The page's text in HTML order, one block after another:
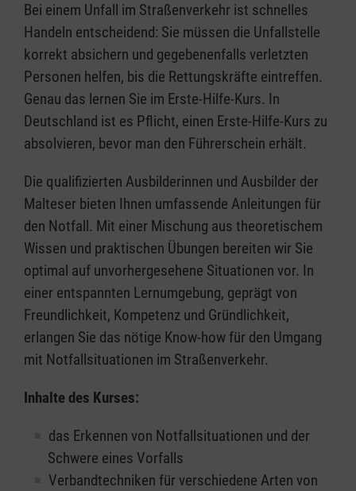
Bei einem Unfall im Straßenverkehr ist schnelles
Handeln entscheidend: Sie müssen die Unfallstelle
korrekt absichern und gegebenenfalls verletzten
Personen helfen, bis die Rettungskräfte eintreffen.
Genau das lernen Sie im Erste-Hilfe-Kurs. In
Deutschland ist es Pflicht, einen Erste-Hilfe-Kurs zu
absolvieren, bevor man den Führerschein erhält.
Die qualifizierten Ausbilderinnen und Ausbilder der
Malteser bieten Ihnen umfassende Anleitungen für
den Notfall. Mit einer Mischung aus theoretischem
Wissen und praktischen Übungen bereiten wir Sie
optimal auf unvorhergesehene Situationen vor. In
einer entspannten Lernumgebung, geprägt von
Freundlichkeit, Kompetenz und Gründlichkeit,
erlangen Sie das nötige Know-how für den Umgang
mit Notfallsituationen im Straßenverkehr.
Inhalte des Kurses:
das Erkennen von Notfallsituationen und der
Schwere eines Vorfalls
Verbandtechniken für verschiedene Arten von